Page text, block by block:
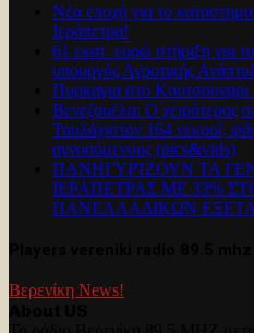
Νέα εποχή για το
Ιεράπετρα!
61 εκατ. ευρώ στήριξη για
υπουργός Αγροτικής
Πυρκαγια στο Κουτσουναρι
Βενεζουέλα: Ο χειρότερος
Τουλάχιστον 164 νεκροί,
αγνοούμενους (pics&vids)
ΠΑΝΗΓΥΡΊΖΟΥΝ ΤΑ
ΙΕΡΑΠΕΤΡΑΣ ΜΕ 33%
ΠΑΝΕΛΛΑΔΙΚΩΝ
Βερενίκη News!